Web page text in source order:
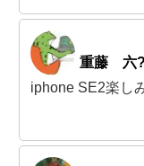
重藤 六?
iphone SE2楽し